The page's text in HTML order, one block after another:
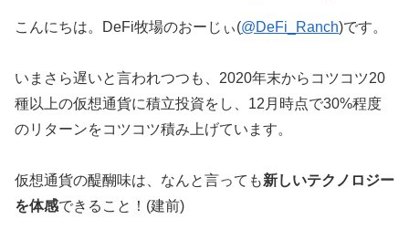
こんにちは。DeFi牧場のおーじぃ(@DeFi_Ranch)です。
いまさら遅いと言われつつも、2020年末からコツコツ20
種以上の仮想通貨に積立投資をし、12月時点で30%程度
のリターンをコツコツ積み上げています。
仮想通貨の醍醐味は、なんと言っても新しいテクノロジー
を体感できること！(建前)